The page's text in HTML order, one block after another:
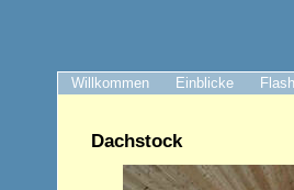
Willkommen Einblicke
Dachstock